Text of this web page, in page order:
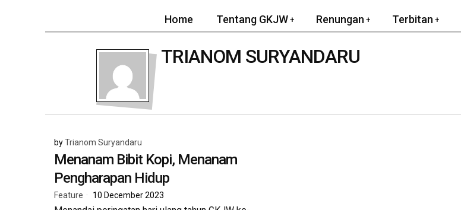
Home Tentang GKJW Renungan Terbitan
TRIANOM SURYANDARU
byTrianom Suryandaru
Menanam Bibit Kopi, Menanam
Pengharapan Hidup
Feature 10 December 2023